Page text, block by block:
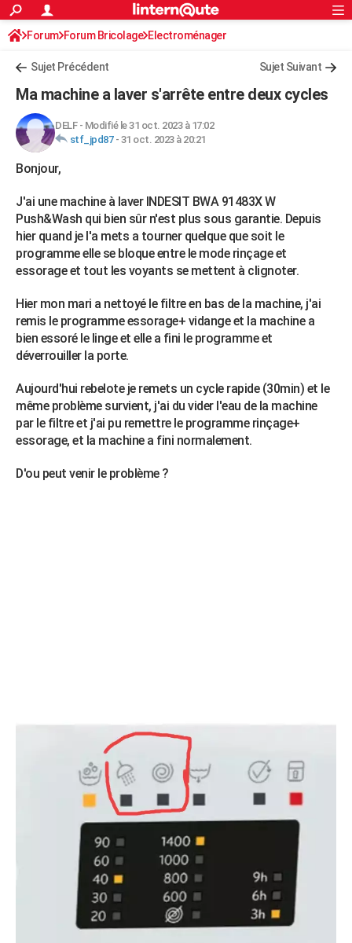
ACTUALITÉS
Politique
Société
Faits Divers
Education
Monde
Villes
+
FINANCE
Retraite
Impôts
Epargne
Immobilier
Risques naturels par ville
Banque
Assurance
Crédit
AUTO
Essais
Réserver un essai
Citadines
Berlines
SUV
Forum auto
+HIGH-TECH
Mobiles
Meilleur smartphone
Internet
Ordinateurs
Jeux vidéo
Guide high-tech
+
Forum
Aménagement intérieur
Extérieur
Cuisine
Salle de bains
Jardinage
Rangement
WEEK-END
Guides de France
Escapades
Patrimoine
Expositions
Musées
Week-end nature
+LIFESTYLE
Art de vivre
Bien-être
Loisirs
Mode
Modes de vie
SANTE
Alimentation
Guide de la santé
Maladies
Médicaments
Sommeil
VOYAGE
GUIDES D'ACHAT
CARTE DE VOEUX
S'inscrire
Connexion
Forum Forum Bricolage Electroménager
Sujet Précédent Sujet Suivant
Ma machine a laver s'arrête entre deux cycles
DELF- Modifié le 31 oct. 2023 à 17:02
stf_jpd87- 31 oct. 2023 à 20:21
Bonjour,
J'ai une machine à laver INDESIT BWA 91483X W
Push&Wash qui bien sûr n'est plus sous garantie. Depuis
hier quand je l'a mets a tourner quelque que soit le
programme elle se bloque entre le mode rinçage et
essorage et tout les voyants se mettent à clignoter.
Hier mon mari a nettoyé le filtre en bas de la machine, j'ai
remis le programme essorage+ vidange et la machine a
bien essoré le linge et elle a fini le programme et
déverrouiller la porte.
Aujourd'hui rebelote je remets un cycle rapide (30min) et le
même problème survient, j'ai du vider l'eau de la machine
par le filtre et j'ai pu remettre le programme rinçage+
essorage, et la machine a fini normalement.
D'ou peut venir le problème ?